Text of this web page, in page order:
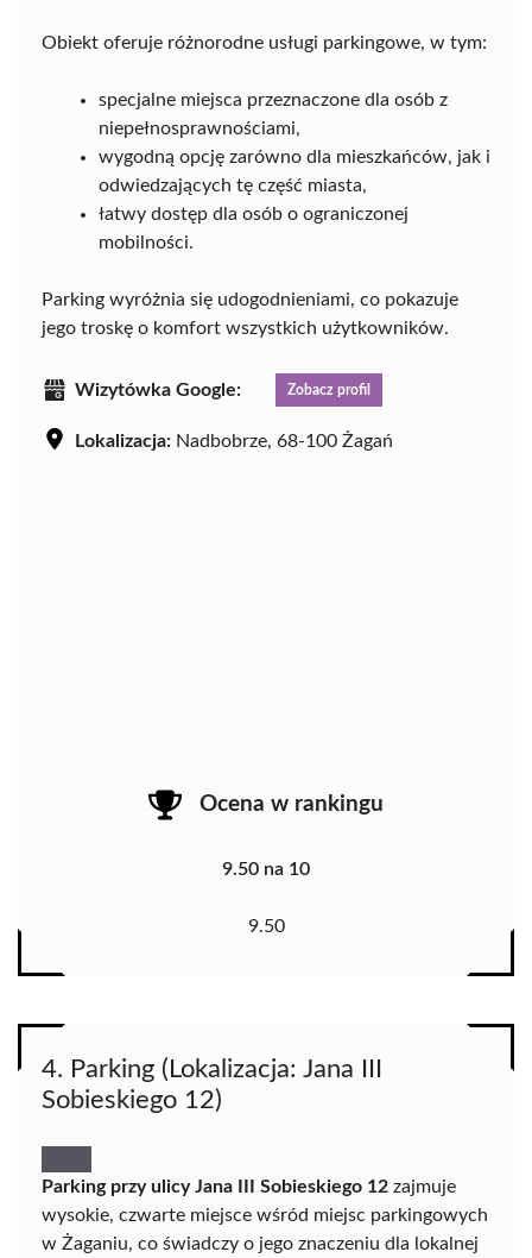
Obiekt oferuje różnorodne usługi parkingowe, w tym:
specjalne miejsca przeznaczone dla osób z
niepełnosprawnościami,
wygodną opcję zarówno dla mieszkańców, jak i
odwiedzających tę część miasta,
łatwy dostęp dla osób o ograniczonej
mobilności.
Parking wyróżnia się udogodnieniami, co pokazuje
jego troskę o komfort wszystkich użytkowników.
Wizytówka Google: Zobacz profil
Lokalizacja: Nadbobrze, 68-100 Żagań
Ocena w rankingu
9.50 na 10
9.50
4. Parking (Lokalizacja: Jana III
Sobieskiego 12)
Parking przy ulicy Jana III Sobieskiego 12 zajmuje
wysokie, czwarte miejsce wśród miejsc parkingowych
w Żaganiu, co świadczy o jego znaczeniu dla lokalnej